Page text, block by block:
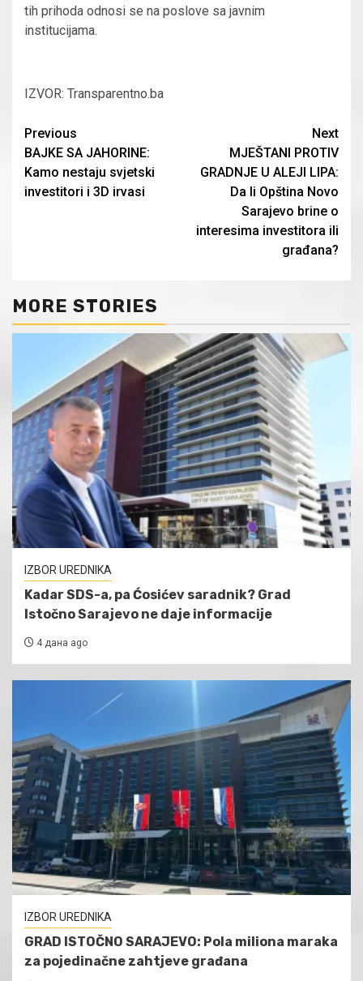
tih prihoda odnosi se na poslove sa javnim
institucijama.
IZVOR: Transparentno.ba
Continue
Reading
Previous
BAJKE SA JAHORINE:
Kamo nestaju svjetski
investitori i 3D irvasi
Next
MJEŠTANI PROTIV
GRADNJE U ALEJI LIPA:
Da li Opština Novo
Sarajevo brine o
interesima investitora ili
građana?
MORE STORIES
IZBOR UREDNIKA
Kadar SDS-a, pa Ćosićev saradnik? Grad
Istočno Sarajevo ne daje informacije
4 дана ago
IZBOR UREDNIKA
GRAD ISTOČNO SARAJEVO: Pola miliona maraka
za pojedinačne zahtjeve građana